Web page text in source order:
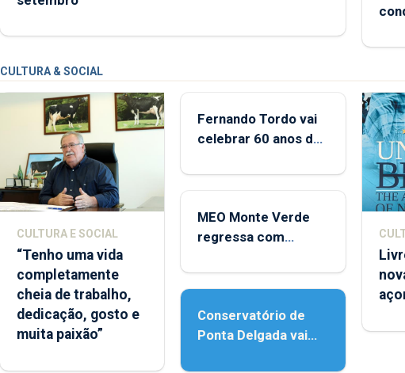
CULTURA & SOCIAL
CULTURA E SOCIAL
“Tenho uma vida
completamente
cheia de trabalho,
dedicação, gosto e
muita paixão”
Fernando Tordo vai
celebrar 60 anos de
Micaelense
MEO Monte Verde
regressa com
acessibilidade
Conservatório de
Ponta Delgada vai